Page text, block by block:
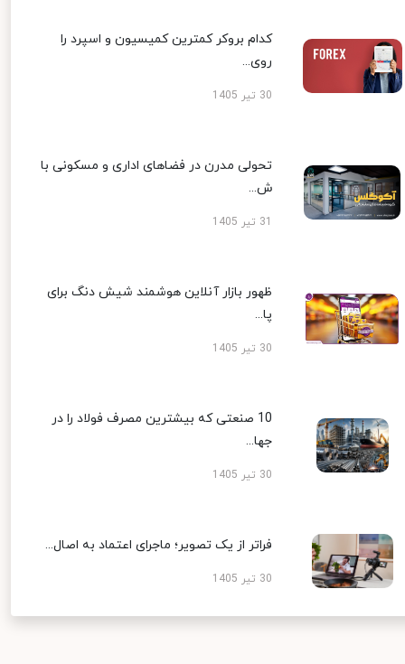
کدام بروکر کمترین کمیسیون و اسپرد را
روی...
30 تیر 1405
تحولی مدرن در فضاهای اداری و مسکونی با
ش...
ظهور بازار آنلاین هوشمند شیش دنگ برای
پا...
30 تیر 1405
10 صنعتی که بیشترین مصرف فولاد را در
جها...
30 تیر 1405
فراتر از یک تصویر؛ ماجرای اعتماد به اصال...
30 تیر 1405